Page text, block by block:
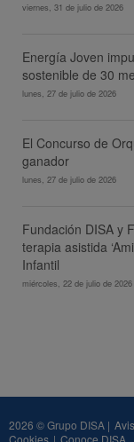
viernes, 31 de julio de 2026
Energía Joven
sostenible de 30
lunes, 27 de julio de 2026
El Concurso de
ganador
lunes, 27 de julio de 2026
Fundación DISA y
terapia asistida
Infantil
miércoles, 22 de julio de 2026
2026 © Grupo DISA |
Cookies | Conoce DISA